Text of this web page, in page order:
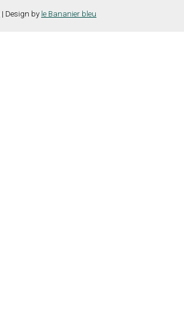
| Design by le Bananier bleu